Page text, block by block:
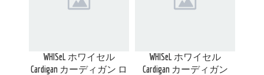
WHISeL ホワイセル
Cardigan カーディガン ロ
WHISeL ホワイセル
Cardigan カーディガン